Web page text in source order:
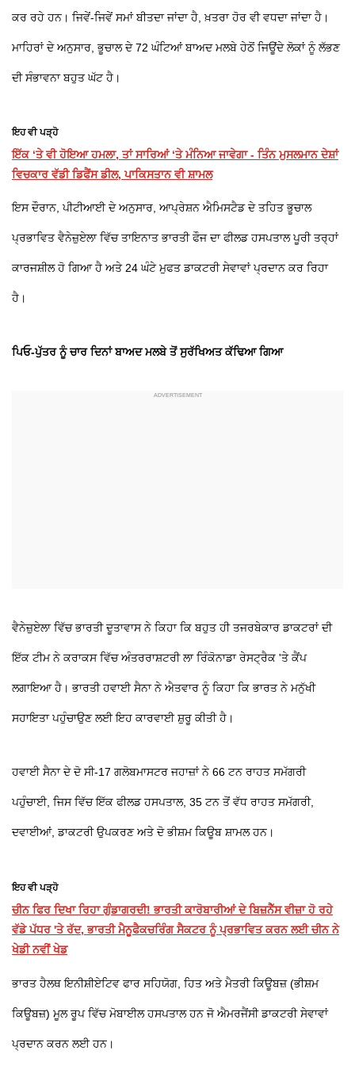
ਕਰ ਰਹੇ ਹਨ। ਜਿਵੇਂ-ਜਿਵੇਂ ਸਮਾਂ ਬੀਤਦਾ ਜਾਂਦਾ ਹੈ, ਖ਼ਤਰਾ ਹੋਰ ਵੀ ਵਧਦਾ ਜਾਂਦਾ ਹੈ।
ਮਾਹਿਰਾਂ ਦੇ ਅਨੁਸਾਰ, ਭੂਚਾਲ ਦੇ 72 ਘੰਟਿਆਂ ਬਾਅਦ ਮਲਬੇ ਹੇਠੋਂ ਜਿਊਂਦੇ ਲੋਕਾਂ ਨੂੰ ਲੱਭਣ
ਦੀ ਸੰਭਾਵਨਾ ਬਹੁਤ ਘੱਟ ਹੈ।
ਇਹ ਵੀ ਪੜ੍ਹੋ
ਇੱਕ ‘ਤੇ ਵੀ ਹੋਇਆ ਹਮਲਾ, ਤਾਂ ਸਾਰਿਆਂ ‘ਤੇ ਮੰਨਿਆ ਜਾਵੇਗਾ - ਤਿੰਨ ਮੁਸਲਮਾਨ ਦੇਸ਼ਾਂ
ਵਿਚਕਾਰ ਵੱਡੀ ਡਿਫੈਂਸ ਡੀਲ, ਪਾਕਿਸਤਾਨ ਵੀ ਸ਼ਾਮਲ
ਇਸ ਦੌਰਾਨ, ਪੀਟੀਆਈ ਦੇ ਅਨੁਸਾਰ, ਆਪ੍ਰੇਸ਼ਨ ਐਮਿਸਟੈਡ ਦੇ ਤਹਿਤ ਭੂਚਾਲ
ਪ੍ਰਭਾਵਿਤ ਵੈਨੇਜ਼ੁਏਲਾ ਵਿੱਚ ਤਾਇਨਾਤ ਭਾਰਤੀ ਫੌਜ ਦਾ ਫੀਲਡ ਹਸਪਤਾਲ ਪੂਰੀ ਤਰ੍ਹਾਂ
ਕਾਰਜਸ਼ੀਲ ਹੋ ਗਿਆ ਹੈ ਅਤੇ 24 ਘੰਟੇ ਮੁਫਤ ਡਾਕਟਰੀ ਸੇਵਾਵਾਂ ਪ੍ਰਦਾਨ ਕਰ ਰਿਹਾ
ਹੈ।
ਪਿਓ-ਪੁੱਤਰ ਨੂੰ ਚਾਰ ਦਿਨਾਂ ਬਾਅਦ ਮਲਬੇ ਤੋਂ ਸੁਰੱਖਿਅਤ ਕੱਢਿਆ ਗਿਆ
ਵੈਨੇਜ਼ੁਏਲਾ ਵਿੱਚ ਭਾਰਤੀ ਦੂਤਾਵਾਸ ਨੇ ਕਿਹਾ ਕਿ ਬਹੁਤ ਹੀ ਤਜਰਬੇਕਾਰ ਡਾਕਟਰਾਂ ਦੀ
ਇੱਕ ਟੀਮ ਨੇ ਕਰਾਕਸ ਵਿੱਚ ਅੰਤਰਰਾਸ਼ਟਰੀ ਲਾ ਰਿੰਕੋਨਾਡਾ ਰੇਸਟ੍ਰੈਕ 'ਤੇ ਕੈਂਪ
ਲਗਾਇਆ ਹੈ। ਭਾਰਤੀ ਹਵਾਈ ਸੈਨਾ ਨੇ ਐਤਵਾਰ ਨੂੰ ਕਿਹਾ ਕਿ ਭਾਰਤ ਨੇ ਮਨੁੱਖੀ
ਸਹਾਇਤਾ ਪਹੁੰਚਾਉਣ ਲਈ ਇਹ ਕਾਰਵਾਈ ਸ਼ੁਰੂ ਕੀਤੀ ਹੈ।
ਹਵਾਈ ਸੈਨਾ ਦੇ ਦੋ ਸੀ-17 ਗਲੋਬਮਾਸਟਰ ਜਹਾਜ਼ਾਂ ਨੇ 66 ਟਨ ਰਾਹਤ ਸਮੱਗਰੀ
ਪਹੁੰਚਾਈ, ਜਿਸ ਵਿੱਚ ਇੱਕ ਫੀਲਡ ਹਸਪਤਾਲ, 35 ਟਨ ਤੋਂ ਵੱਧ ਰਾਹਤ ਸਮੱਗਰੀ,
ਦਵਾਈਆਂ, ਡਾਕਟਰੀ ਉਪਕਰਣ ਅਤੇ ਦੋ ਭੀਸ਼ਮ ਕਿਊਬ ਸ਼ਾਮਲ ਹਨ।
ਇਹ ਵੀ ਪੜ੍ਹੋ
ਚੀਨ ਫਿਰ ਦਿਖਾ ਰਿਹਾ ਗੁੰਡਾਗਰਦੀ! ਭਾਰਤੀ ਕਾਰੋਬਾਰੀਆਂ ਦੇ ਬਿਜ਼ਨੈੱਸ ਵੀਜ਼ਾ ਹੋ ਰਹੇ
ਵੱਡੇ ਪੱਧਰ 'ਤੇ ਰੱਦ, ਭਾਰਤੀ ਮੈਨੂਫੈਕਚਰਿੰਗ ਸੈਕਟਰ ਨੂੰ ਪ੍ਰਭਾਵਿਤ ਕਰਨ ਲਈ ਚੀਨ ਨੇ
ਖੇਡੀ ਨਵੀਂ ਖੇਡ
ਭਾਰਤ ਹੈਲਥ ਇਨੀਸ਼ੀਏਟਿਵ ਫਾਰ ਸਹਿਯੋਗ, ਹਿਤ ਅਤੇ ਮੈਤਰੀ ਕਿਊਬਜ਼ (ਭੀਸ਼ਮ
ਕਿਊਬਜ਼) ਮੂਲ ਰੂਪ ਵਿੱਚ ਮੋਬਾਈਲ ਹਸਪਤਾਲ ਹਨ ਜੋ ਐਮਰਜੈਂਸੀ ਡਾਕਟਰੀ ਸੇਵਾਵਾਂ
ਪ੍ਰਦਾਨ ਕਰਨ ਲਈ ਹਨ।